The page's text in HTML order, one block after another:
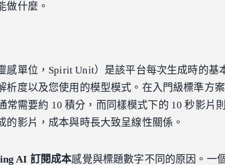
做什麼。
感單位，Spirit Unit）是該平台每次生成時的基
析度以及您使用的模型模式。在入門級標準方
常需要約 10 積分，而同樣模式下的 10 秒影片
的影片，成本與時長大致呈線性關係。
AI 訂閱成本感覺與標題數字不同的原因。一